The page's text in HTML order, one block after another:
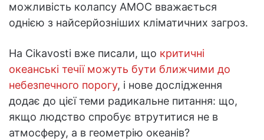
можливість колапсу AMOC вважається
однією з найсерйозніших кліматичних загроз.
На Cikavosti вже писали, що критичні
океанські течії можуть бути ближчими до
небезпечного порогу, і нове дослідження
додає до цієї теми радикальне питання: що,
якщо людство спробує втрутитися не в
атмосферу, а в геометрію океанів?